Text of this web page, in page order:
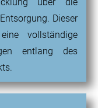
Dieser
vollständige
entlang des